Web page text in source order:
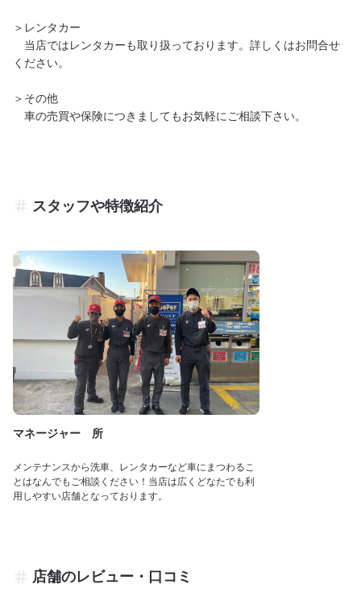
＞レンタカー
当店ではレンタカーも取り扱っております。詳しくはお問合せ
ください。
＞その他
車の売買や保険につきましてもお気軽にご相談下さい。
スタッフや特徴紹介
マネージャー 所
メンテナンスから洗車、レンタカーなど車にまつわるこ
とはなんでもご相談ください！当店は広くどなたでも利
用しやすい店舗となっております。
店舗のレビュー・口コミ